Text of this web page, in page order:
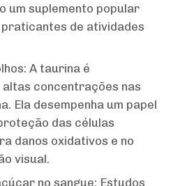
um suplemento popular
de atividades
A taurina é
concentrações nas
Ela desempenha um papel
das células
danos oxidativos e no
visual.
no sangue: Estudos